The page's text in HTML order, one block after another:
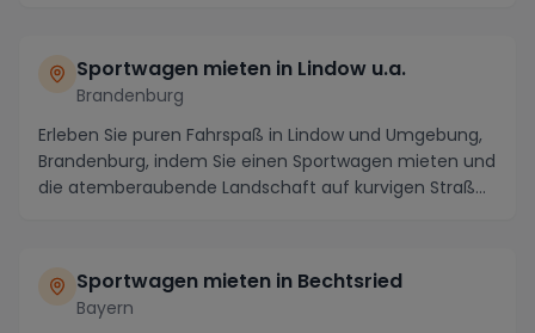
Sportwagen mieten in Lindow u.a.
Brandenburg
Erleben Sie puren Fahrspaß in Lindow und Umgebung,
Brandenburg, indem Sie einen Sportwagen mieten und
die atemberaubende Landschaft auf kurvigen Straß...
Sportwagen mieten in Bechtsried
Bayern